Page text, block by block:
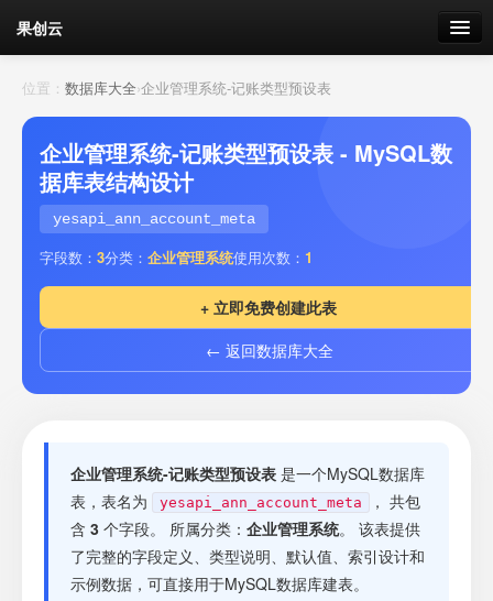
果创云
数据表单
API接口
云存储
流量 剩余接口流量
套餐
位置： 数据库大全›企业管理系统-记账类型预设表
企业管理系统-记账类型预设表 - MySQL数
据库表结构设计
yesapi_ann_account_meta
字段数： 3分类： 企业管理系统使用次数： 1
+ 立即免费创建此表
← 返回数据库大全
企业管理系统-记账类型预设表 是一个MySQL数据库
表，表名为
yesapi_ann_account_meta
， 共包
含 3 个字段。 所属分类： 企业管理系统。 该表提供
了完整的字段定义、类型说明、默认值、索引设计和
示例数据，可直接用于MySQL数据库建表。